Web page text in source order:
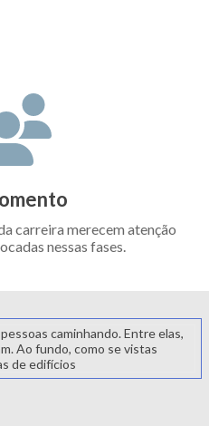
carreira merecem atenção
nessas fases.